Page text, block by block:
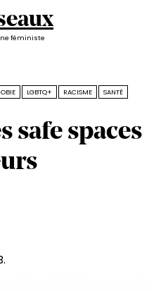
féministe
LGBTQ+ RACISME
SANTÉ
safe spaces